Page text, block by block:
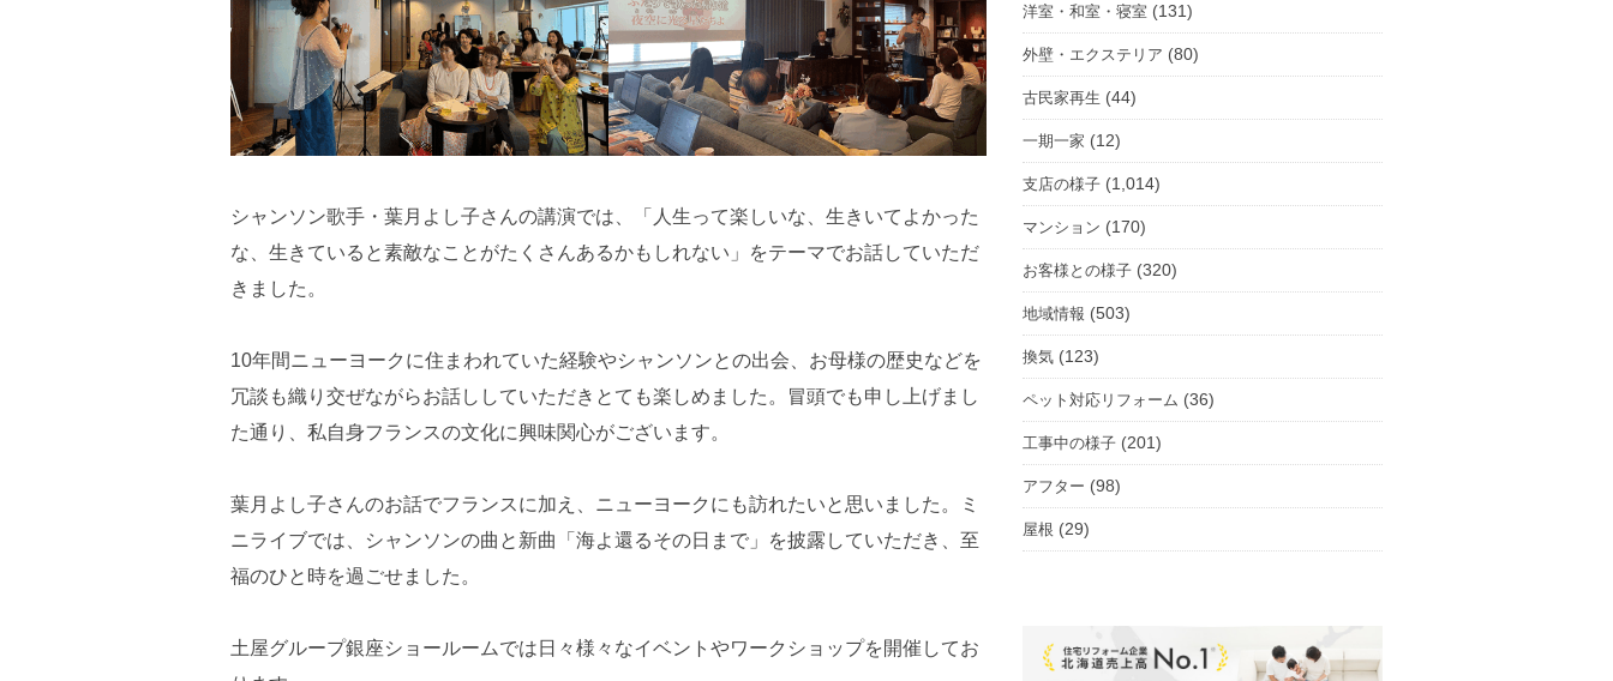
シャンソン歌手・葉月よし子さんの講演では、「人生って楽しいな、生きいてよかった
な、生きていると素敵なことがたくさんあるかもしれない」をテーマでお話していただ
きました。
10年間ニューヨークに住まわれていた経験やシャンソンとの出会、お母様の歴史などを
冗談も織り交ぜながらお話ししていただきとても楽しめました。冒頭でも申し上げまし
た通り、私自身フランスの文化に興味関心がございます。
葉月よし子さんのお話でフランスに加え、ニューヨークにも訪れたいと思いました。ミ
ニライブでは、シャンソンの曲と新曲「海よ還るその日まで」を披露していただき、至
福のひと時を過ごせました。
土屋グループ銀座ショールームでは日々様々なイベントやワークショップを開催してお
洋室・和室・寝室 (131)
外壁・エクステリア (80)
古民家再生 (44)
一期一家 (12)
支店の様子 (1,014)
マンション (170)
お客様との様子 (320)
地域情報 (503)
換気 (123)
ペット対応リフォーム (36)
工事中の様子 (201)
アフター (98)
屋根 (29)